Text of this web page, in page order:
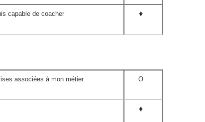
capable de coacher ♦
associées à mon métier O
♦